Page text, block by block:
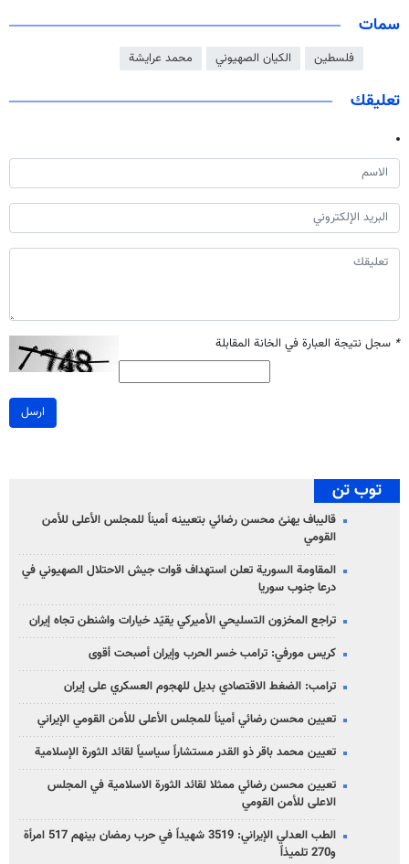
سمات
فلسطين الكيان الصهيوني محمد عرايشة
تعليقك
* سجل نتيجة العبارة في الخانة المقابلة
ارسل
توب تن
قاليباف يهنئ محسن رضائي بتعيينه أميناً للمجلس الأعلى للأمن
القومي
المقاومة السورية تعلن استهداف قوات جيش الاحتلال الصهيوني في
درعا جنوب سوريا
تراجع المخزون التسليحي الأميركي يقيّد خيارات واشنطن تجاه إيران
كريس مورفي: ترامب خسر الحرب وإيران أصبحت أقوى
ترامب: الضغط الاقتصادي بديل للهجوم العسكري على إيران
تعيين محسن رضائي أميناً للمجلس الأعلى للأمن القومي الإيراني
تعيين محمد باقر ذو القدر مستشاراً سياسياً لقائد الثورة الإسلامية
تعيين محسن رضائي ممثلا لقائد الثورة الاسلامية في المجلس
الاعلى للأمن القومي
الطب العدلي الإيراني: 3519 شهيداً في حرب رمضان بينهم 517 امرأة
و270 تلميذاً